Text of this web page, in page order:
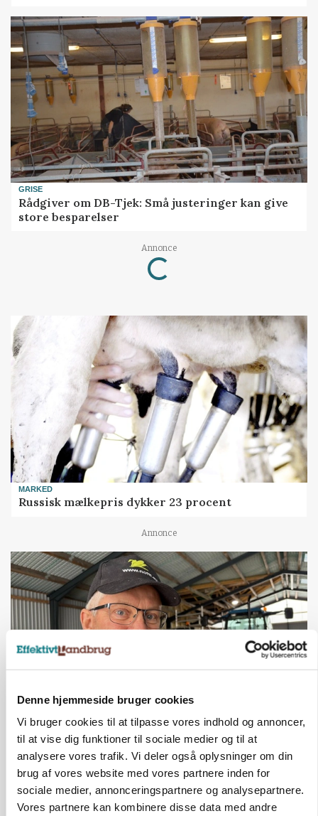
Denne hjemmeside bruger cookies
Vi bruger cookies til at tilpasse vores indhold og annoncer,
til at vise dig funktioner til sociale medier og til at
analysere vores trafik. Vi deler også oplysninger om din
brug af vores website med vores partnere inden for
sociale medier, annonceringspartnere og analysepartnere.
Vores partnere kan kombinere disse data med andre
GRISE
Rådgiver om DB-Tjek: Små justeringer kan give
store besparelser
Annonce
Loading...
MARKED
Russisk mælkepris dykker 23 procent
Annonce
POLITIK
»Nu stopper I«: Landbrugsdebattør og
protestgruppe vil demonstrere mod ny
gødskningslov
Annonce